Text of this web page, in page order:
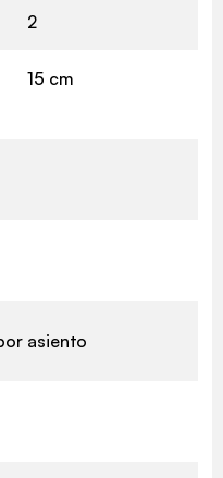
2
15 cm
asiento